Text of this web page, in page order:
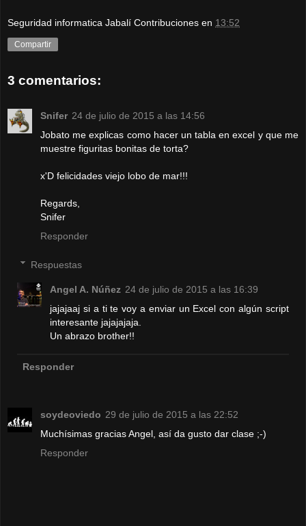
Seguridad informatica Jabalí Contribuciones en 13:52
Compartir
3 comentarios:
Snifer 24 de julio de 2015 a las 14:56
Jobato me explicas como hacer un tabla en excel y que me
muestre figuritas bonitas de torta?
x'D felicidades viejo lobo de mar!!!
Regards,
Snifer
Responder
Respuestas
Angel A. Núñez 24 de julio de 2015 a las 16:39
jajajaaj si a ti te voy a enviar un Excel con algún script
interesante jajajajaja.
Un abrazo brother!!
Responder
soydeoviedo 29 de julio de 2015 a las 22:52
Muchísimas gracias Angel, así da gusto dar clase ;-)
Responder